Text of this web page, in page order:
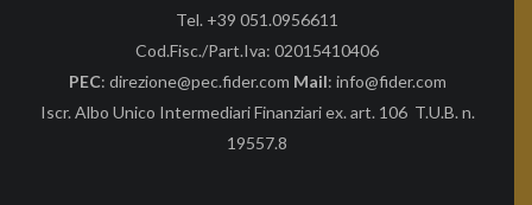
Tel. +39 051.0956611
Cod.Fisc./Part.Iva: 02015410406
PEC: direzione@pec.fider.com Mail: info@fider.com
Iscr. Albo Unico Intermediari Finanziari ex. art. 106 T.U.B. n.
19557.8